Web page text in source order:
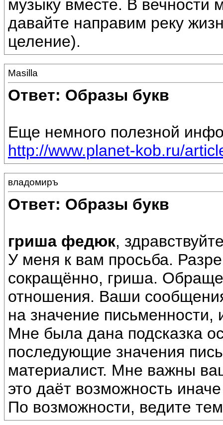
музыку вместе. В вечности
давайте направим реку
целение).
Masilla
Ответ: Образы букв
Еще немного полезной
http://www.planet-kob.ru/
владомиръ
Ответ: Образы букв
гриша федюк,
У меня к вам просьба.
сокращённо, гриша.
отношения. Ваши
на значение
Мне была дана подсказка
последующие значения
материалист. Мне важны
это даёт возможность
По возможности, ведите